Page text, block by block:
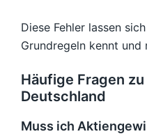
Diese Fehler lassen
Grundregeln kennt
Häufige Fragen
Deutschland
Muss ich